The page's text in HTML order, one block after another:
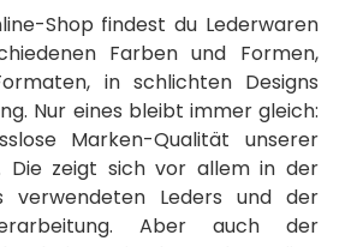
Shop findest du Lederwaren
Farben und Formen,
in schlichten Designs
Nur eines bleibt immer gleich:
Marken-Qualität unserer
Die zeigt sich vor allem in der
verwendeten Leders und der
Aber auch der